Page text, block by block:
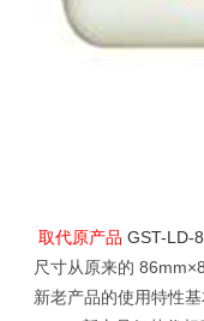
取代原产品 GST-LD-
尺寸从原来的
新老产品的使用特性